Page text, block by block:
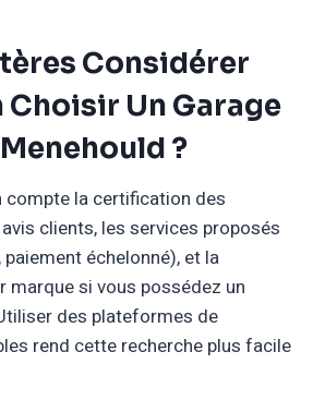
Considérer
Choisir Un Garage
?
compte la certification des
clients, les services proposés
échelonné), et la
marque si vous possédez un
des plateformes de
rend cette recherche plus facile